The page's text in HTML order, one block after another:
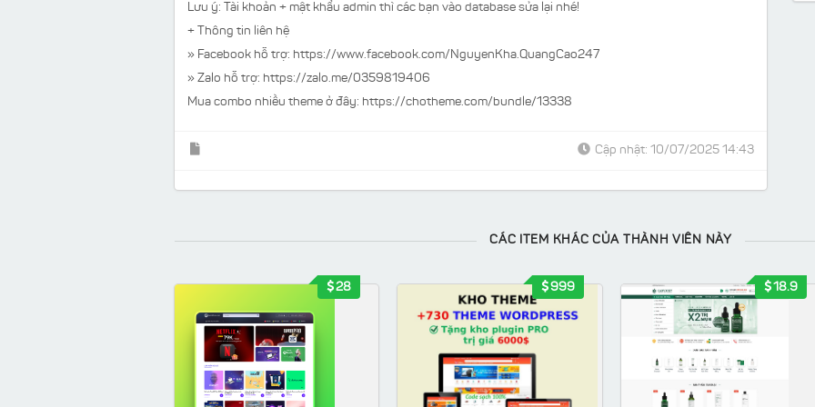
Lưu ý: Tài khoản + mật khẩu admin thì các bạn vào database sửa lại nhé!
+ Thông tin liên hệ
» Facebook hỗ trợ: https://www.facebook.com/NguyenKha.QuangCao247
» Zalo hỗ trợ: https://zalo.me/0359819406
Mua combo nhiều theme ở đây: https://chotheme.com/bundle/13338
Cập nhật: 10/07/2025 14:43
CÁC ITEM KHÁC CỦA THÀNH VIÊN NÀY
28 999 18.9